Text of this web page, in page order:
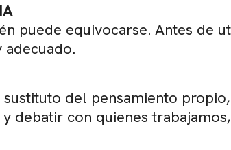
puede equivocarse. Antes de
del pensamiento
debatir con quienes